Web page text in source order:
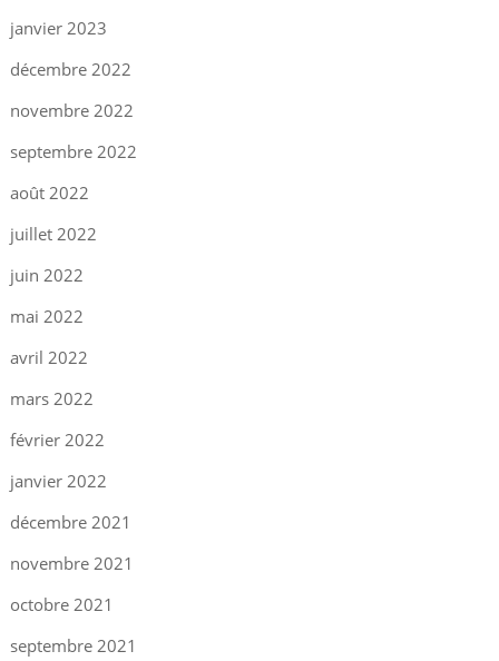
janvier 2023
décembre 2022
novembre 2022
septembre 2022
août 2022
juillet 2022
juin 2022
mai 2022
avril 2022
mars 2022
février 2022
janvier 2022
décembre 2021
novembre 2021
octobre 2021
septembre 2021